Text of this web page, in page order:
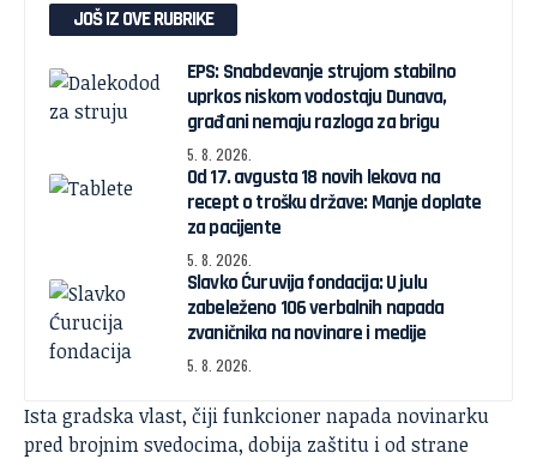
JOŠ IZ OVE RUBRIKE
EPS: Snabdevanje strujom stabilno
uprkos niskom vodostaju Dunava,
građani nemaju razloga za brigu
5. 8. 2026.
Od 17. avgusta 18 novih lekova na
recept o trošku države: Manje doplate
za pacijente
5. 8. 2026.
Slavko Ćuruvija fondacija: U julu
zabeleženo 106 verbalnih napada
zvaničnika na novinare i medije
5. 8. 2026.
Ista gradska vlast, čiji funkcioner napada novinarku
pred brojnim svedocima, dobija zaštitu i od strane